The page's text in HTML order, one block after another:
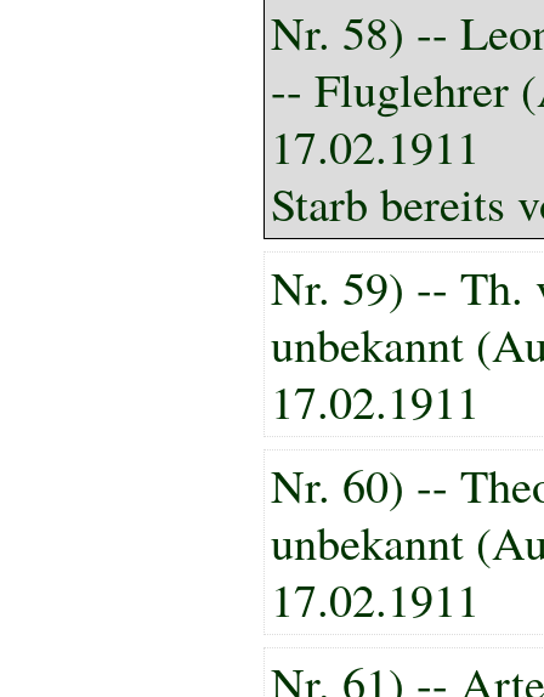
Nr. 58) --
-- Fluglehrer
17.02.1911
Starb bereits
Nr. 59) -- Th.
unbekannt
17.02.1911
Nr. 60) --
unbekannt
17.02.1911
Nr. 61) --